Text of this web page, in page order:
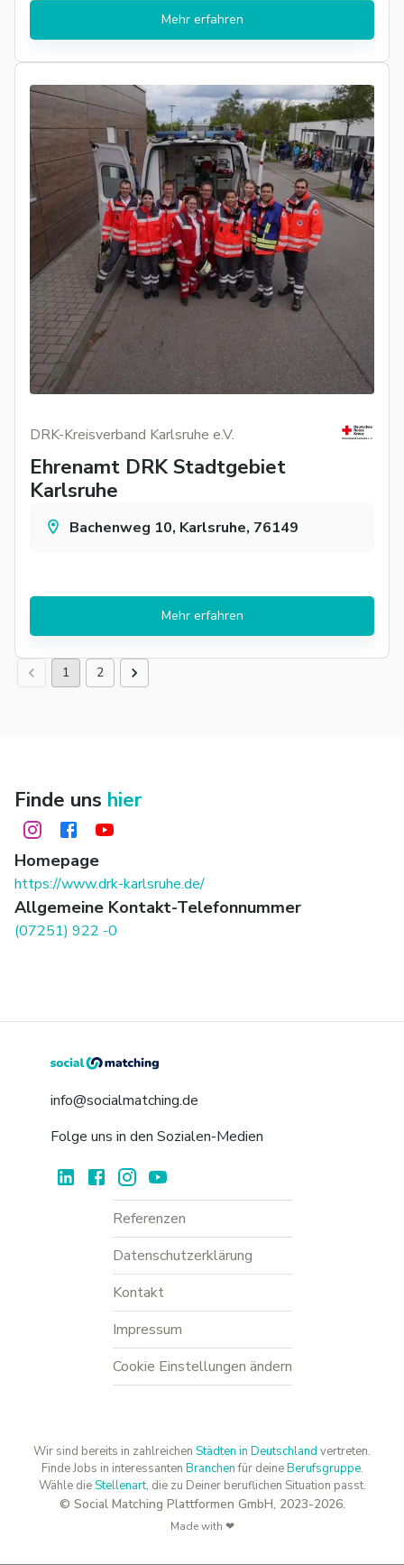
Mehr erfahren
DRK-Kreisverband Karlsruhe e.V.
Ehrenamt DRK Stadtgebiet
Karlsruhe
Bachenweg 10, Karlsruhe, 76149
Mehr erfahren
1 2
Finde uns hier
Homepage
https://www.drk-karlsruhe.de/
Allgemeine Kontakt-Telefonnummer
(07251) 922 -0
info@socialmatching.de
Folge uns in den Sozialen-Medien
Referenzen
Datenschutzerklärung
Kontakt
Impressum
Cookie Einstellungen ändern
Wir sind bereits in zahlreichen Städten in Deutschland vertreten.
Finde Jobs in interessanten Branchenfür deineBerufsgruppe.
Wähle dieStellenart, die zu Deiner beruflichen Situation passt.
© Social Matching Plattformen GmbH, 2023-2026.
Made with ❤